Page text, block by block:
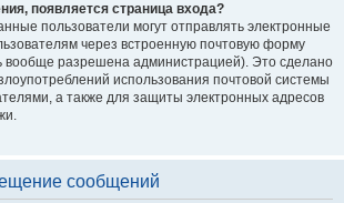
появляется страница входа?
пользователи могут отправлять электронные
через встроенную почтовую форму
вообще разрешена администрацией). Это сделано
использования почтовой системы
а также для защиты электронных адресов
сообщений